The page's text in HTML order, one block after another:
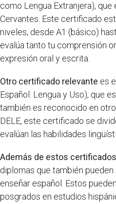
como Lengua Extranjera),
Cervantes. Este certificado
niveles, desde A1 (básico)
evalúa tanto tu comprensión
expresión oral y escrita.
Otro certificado relevante es
Español: Lengua y Uso), que
también es reconocido en
DELE, este certificado se
evalúan las habilidades
Además de estos
diplomas que también
enseñar español. Estos
posgrados en estudios